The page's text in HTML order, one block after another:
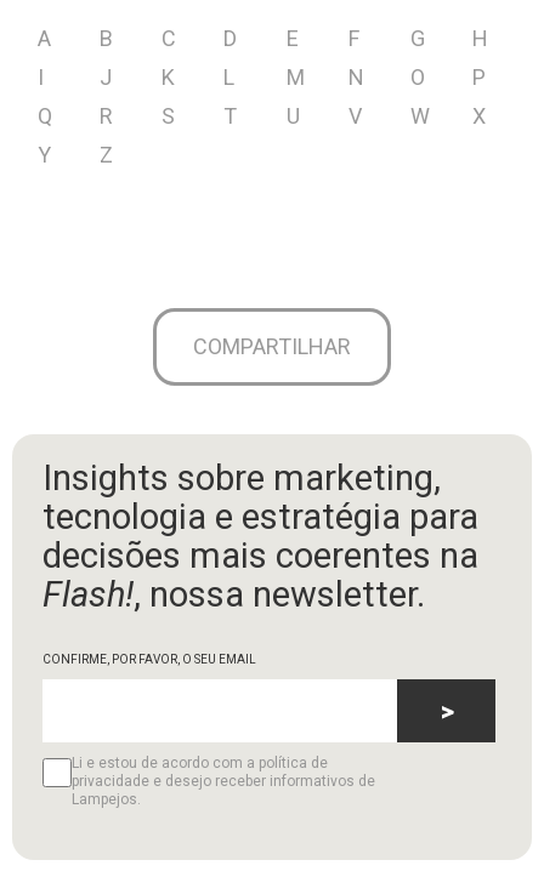
A B C D E F G
H
I
J K L M N O
P
Q
R S T U V W
X
Y
Z
COMPARTILHAR
Insights sobre marketing,
tecnologia e estratégia para
decisões mais coerentes na
Flash!, nossa newsletter.
CONFIRME, POR FAVOR, O SEU EMAIL
Li e estou de acordo com a política de
privacidade e desejo receber informativos de
Lampejos.
>